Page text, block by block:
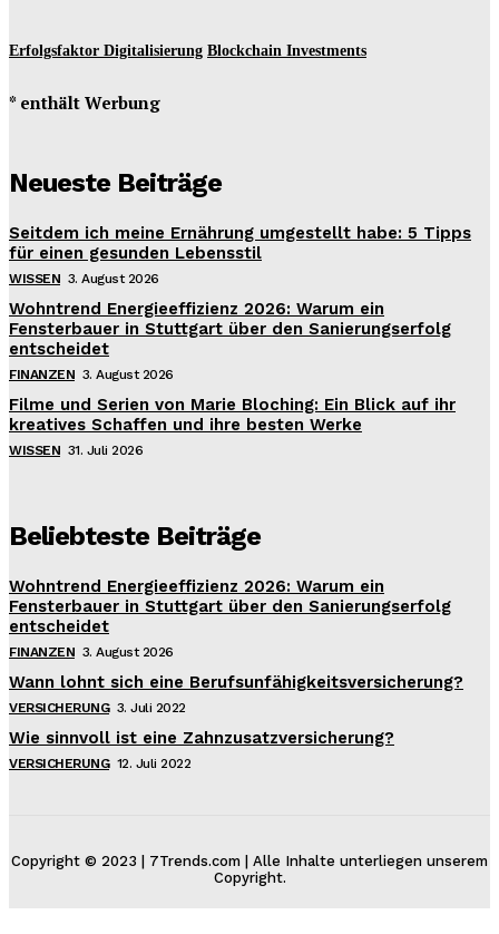
Erfolgsfaktor Digitalisierung Blockchain Investments
* enthält Werbung
Neueste Beiträge
Seitdem ich meine Ernährung umgestellt habe: 5 Tipps
für einen gesunden Lebensstil
WISSEN 3. August 2026
Wohntrend Energieeffizienz 2026: Warum ein
Fensterbauer in Stuttgart über den Sanierungserfolg
entscheidet
FINANZEN 3. August 2026
Filme und Serien von Marie Bloching: Ein Blick auf ihr
kreatives Schaffen und ihre besten Werke
WISSEN 31. Juli 2026
Beliebteste Beiträge
Wohntrend Energieeffizienz 2026: Warum ein
Fensterbauer in Stuttgart über den Sanierungserfolg
entscheidet
FINANZEN 3. August 2026
Wann lohnt sich eine Berufsunfähigkeitsversicherung?
VERSICHERUNG 3. Juli 2022
Wie sinnvoll ist eine Zahnzusatzversicherung?
VERSICHERUNG 12. Juli 2022
Copyright © 2023 | 7Trends.com | Alle Inhalte unterliegen unserem
Copyright.